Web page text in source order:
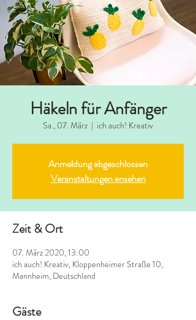
Häkeln für Anfänger
Sa., 07. März
  |
ich auch! Kreativ
Anmeldung abgeschlossen
Veranstaltungen ansehen
Zeit & Ort
07. März 2020, 13:00
ich auch! Kreativ, Kloppenheimer Straße 10,
Mannheim, Deutschland
Gäste